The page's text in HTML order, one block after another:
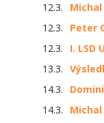
12.3.
12.3.
Peter
12.3.
I. LSD
13.3.
14.3.
14.3.